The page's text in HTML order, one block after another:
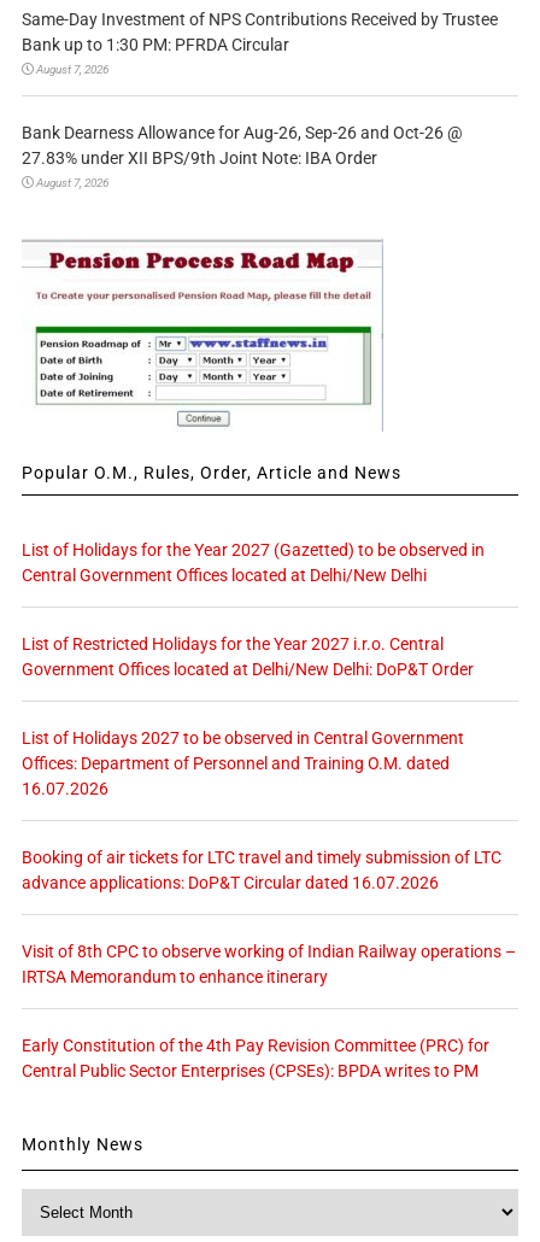
Same-Day Investment of NPS Contributions Received by Trustee
Bank up to 1:30 PM: PFRDA Circular
August 7, 2026
Bank Dearness Allowance for Aug-26, Sep-26 and Oct-26 @
27.83% under XII BPS/9th Joint Note: IBA Order
August 7, 2026
Popular O.M., Rules, Order, Article and News
List of Holidays for the Year 2027 (Gazetted) to be observed in
Central Government Offices located at Delhi/New Delhi
List of Restricted Holidays for the Year 2027 i.r.o. Central
Government Offices located at Delhi/New Delhi: DoP&T Order
List of Holidays 2027 to be observed in Central Government
Offices: Department of Personnel and Training O.M. dated
16.07.2026
Booking of air tickets for LTC travel and timely submission of LTC
advance applications: DoP&T Circular dated 16.07.2026
Visit of 8th CPC to observe working of Indian Railway operations –
IRTSA Memorandum to enhance itinerary
Early Constitution of the 4th Pay Revision Committee (PRC) for
Central Public Sector Enterprises (CPSEs): BPDA writes to PM
Monthly News